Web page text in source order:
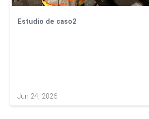
Estudio de caso2
Jun 24, 2026